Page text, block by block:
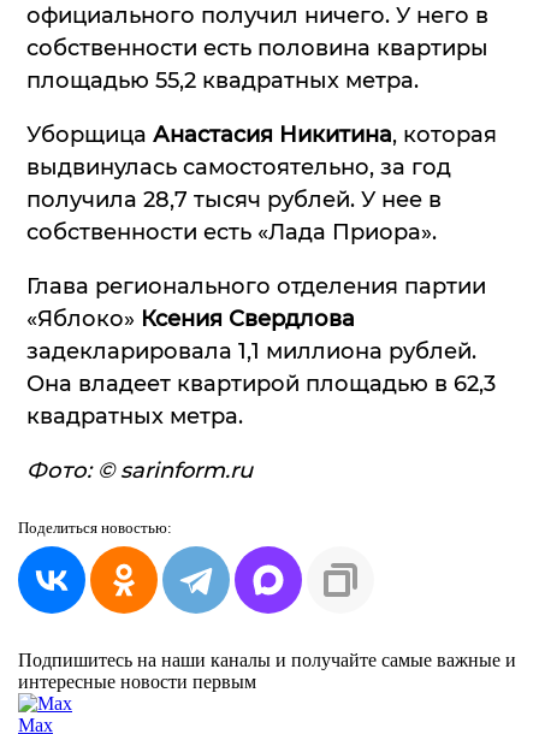
официального получил ничего. У него в
собственности есть половина квартиры
площадью 55,2 квадратных метра.
Уборщица Анастасия Никитина, которая
выдвинулась самостоятельно, за год
получила 28,7 тысяч рублей. У нее в
собственности есть «Лада Приора».
Глава регионального отделения партии
«Яблоко» Ксения Свердлова
задекларировала 1,1 миллиона рублей.
Она владеет квартирой площадью в 62,3
квадратных метра.
Фото: © sarinform.ru
Поделиться новостью:
Подпишитесь на наши каналы и получайте самые важные и
интересные новости первым
Max